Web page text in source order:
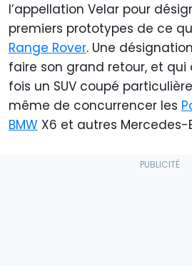
l’appellation Velar pour
premiers prototypes de ce
Range Rover. Une
faire son grand retour, et
fois un SUV coupé
même de concurrencer les
BMW X6 et autres Mercedes-